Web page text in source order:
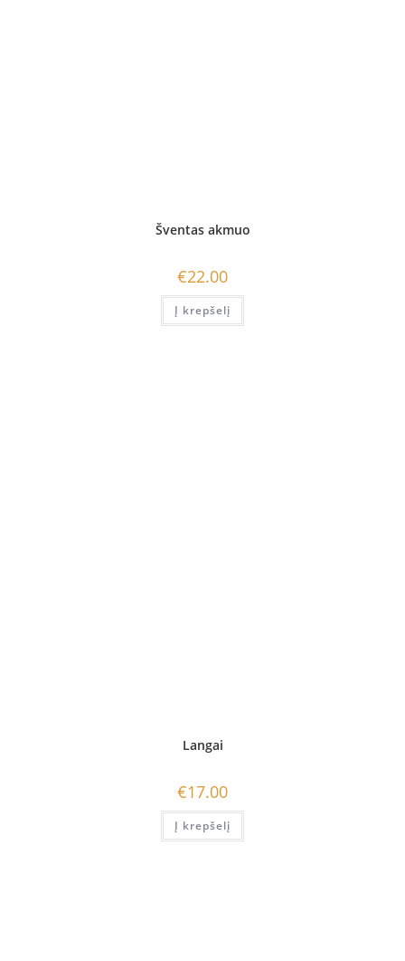
Šventas akmuo
€22.00
Į krepšelį
Langai
€17.00
Į krepšelį